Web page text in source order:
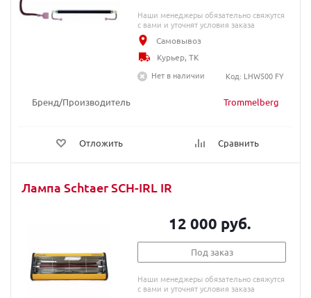
Бренд/Производитель Trommelberg
Отложить Сравнить
Наши менеджеры обязательно свяжутся
с вами и уточнят условия заказа
Самовывоз
Курьер, ТК
Нет в наличии
Код: LHW500 FY
Лампа Schtaer SCH-IRL IR
12 000 руб.
Под заказ
Наши менеджеры обязательно свяжутся
с вами и уточнят условия заказа